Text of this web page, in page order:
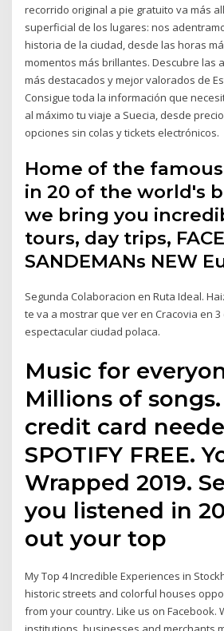
recorrido original a pie gratuito va más
superficial de los lugares: nos
historia de la ciudad, desde las horas
momentos más brillantes. Descubre las
más destacados y mejor valorados de
Consigue toda la información que
al máximo tu viaje a Suecia, desde
opciones sin colas y tickets electrónicos.
Home of the
in 20 of the world's
we bring you
tours, day trips,
SANDEMANs NEW
Segunda Colaboracion en Ruta Ideal.
te va a mostrar que ver en Cracovia en
espectacular ciudad polaca.
Music for
Millions of
credit card
SPOTIFY FREE.
Wrapped 2019.
you listened in
out your top
My Top 4 Incredible Experiences in
historic streets and colorful houses
from your country. Like us on Facebook.